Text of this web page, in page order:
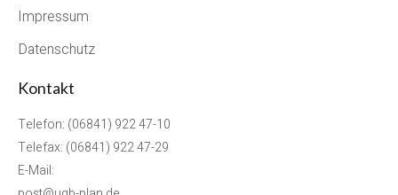
Impressum
Datenschutz
Kontakt
Telefon: (06841) 922 47-10
Telefax: (06841) 922 47-29
E-Mail: